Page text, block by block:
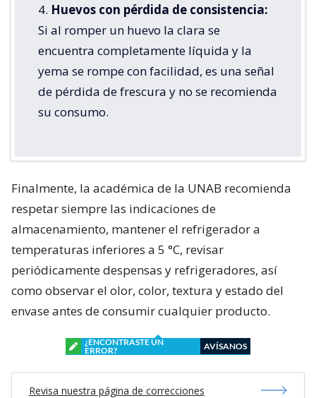
4. Huevos con pérdida de consistencia:
Si al romper un huevo la clara se
encuentra completamente líquida y la
yema se rompe con facilidad, es una señal
de pérdida de frescura y no se recomienda
su consumo.
Finalmente, la académica de la UNAB recomienda
respetar siempre las indicaciones de
almacenamiento, mantener el refrigerador a
temperaturas inferiores a 5 °C, revisar
periódicamente despensas y refrigeradores, así
como observar el olor, color, textura y estado del
envase antes de consumir cualquier producto.
¿ENCONTRASTE UN
ERROR?
AVÍSANOS
Revisa nuestra página de correcciones